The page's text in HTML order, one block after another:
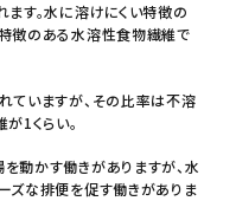
す。水に溶けにくい特徴の
徴のある水溶性食物繊維で
ていますが、その比率は不溶
1くらい。
動かす働きがありますが、水
ズな排便を促す働きがありま